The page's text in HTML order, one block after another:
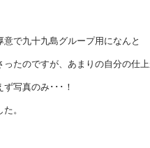
で九十九島グループ用になんと
たのですが、あまりの自分の仕
写真のみ･･･！
。